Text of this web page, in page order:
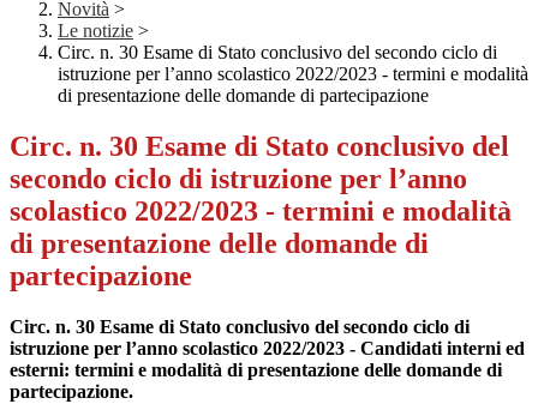
Novità >
Le notizie >
Circ. n. 30 Esame di Stato conclusivo del secondo ciclo di
istruzione per l’anno scolastico 2022/2023 - termini e modalità
di presentazione delle domande di partecipazione
Circ. n. 30 Esame di Stato conclusivo del
secondo ciclo di istruzione per l’anno
scolastico 2022/2023 - termini e modalità
di presentazione delle domande di
partecipazione
Circ. n. 30 Esame di Stato conclusivo del secondo ciclo di
istruzione per l’anno scolastico 2022/2023 - Candidati interni ed
esterni: termini e modalità di presentazione delle domande di
partecipazione.